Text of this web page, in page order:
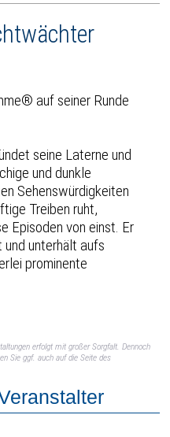
auf seiner Runde
seine Laterne und
und dunkle
Sehenswürdigkeiten
Treiben ruht,
Episoden von einst. Er
und unterhält aufs
prominente
erfolgt mit großer Sorgfalt. Dennoch
Sie ggf. auch auf die Seite des